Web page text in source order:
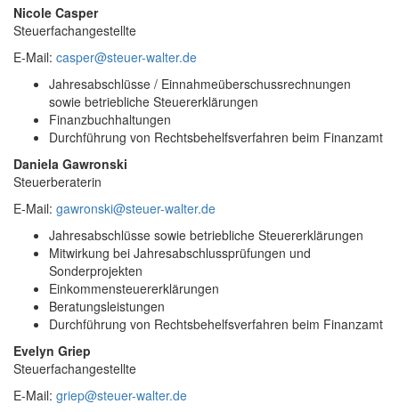
Nicole Casper
Steuerfachangestellte
E-Mail: casper@steuer-walter.de
Jahresabschlüsse / Einnahmeüberschussrechnungen
sowie betriebliche Steuererklärungen
Finanzbuchhaltungen
Durchführung von Rechtsbehelfsverfahren beim Finanzamt
Daniela Gawronski
Steuerberaterin
E-Mail: gawronski@steuer-walter.de
Jahresabschlüsse sowie betriebliche Steuererklärungen
Mitwirkung bei Jahresabschlussprüfungen und
Sonderprojekten
Einkommensteuererklärungen
Beratungsleistungen
Durchführung von Rechtsbehelfsverfahren beim Finanzamt
Evelyn Griep
Steuerfachangestellte
E-Mail: griep@steuer-walter.de